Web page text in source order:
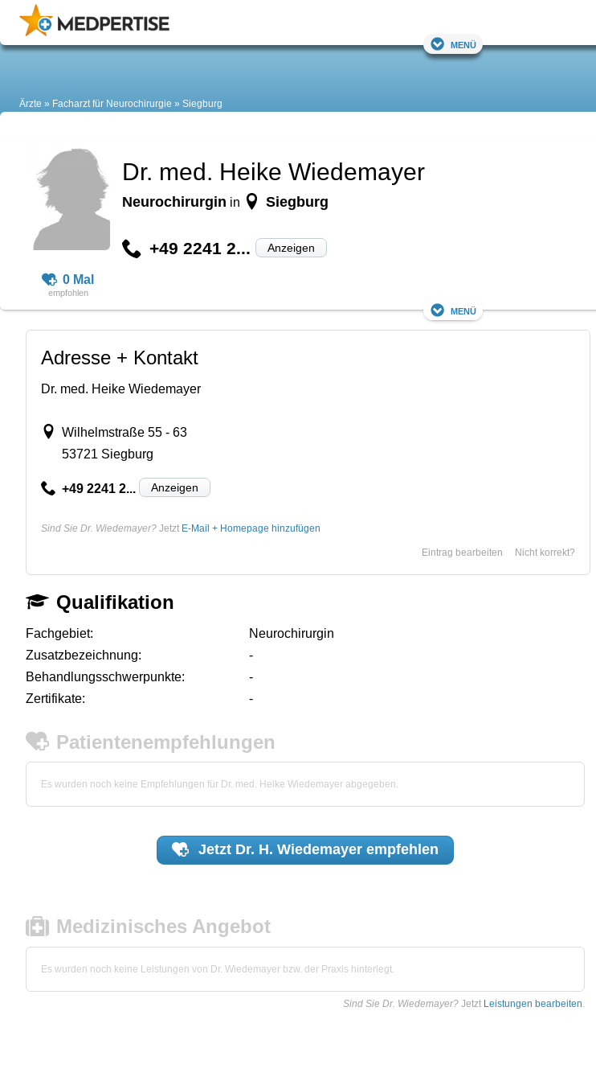
Menü
Ärzte Facharzt für Neurochirurgie Siegburg
0 Mal
Dr. med. Heike Wiedemayer
Neurochirurgin in Siegburg
+49 2241 2... Anzeigen
Menü
Adresse + Kontakt
Dr. med. Heike Wiedemayer
Wilhelmstraße 55 - 63
53721 Siegburg
+49 2241 2... Anzeigen
Sind Sie Dr. Wiedemayer? Jetzt E-Mail + Homepage hinzufügen
Nicht korrekt?
Eintrag bearbeiten
Qualifikation
Fachgebiet:
Neurochirurgin
Zusatzbezeichnung:
-
Behandlungsschwerpunkte:
-
Zertifikate:
-
Patientenempfehlungen
Es wurden noch keine Empfehlungen für Dr. med. Heike Wiedemayer abgegeben.
Jetzt Dr. H. Wiedemayer empfehlen
Medizinisches Angebot
Es wurden noch keine Leistungen von Dr. Wiedemayer bzw. der Praxis hinterlegt.
Sind Sie Dr. Wiedemayer? Jetzt Leistungen bearbeiten.